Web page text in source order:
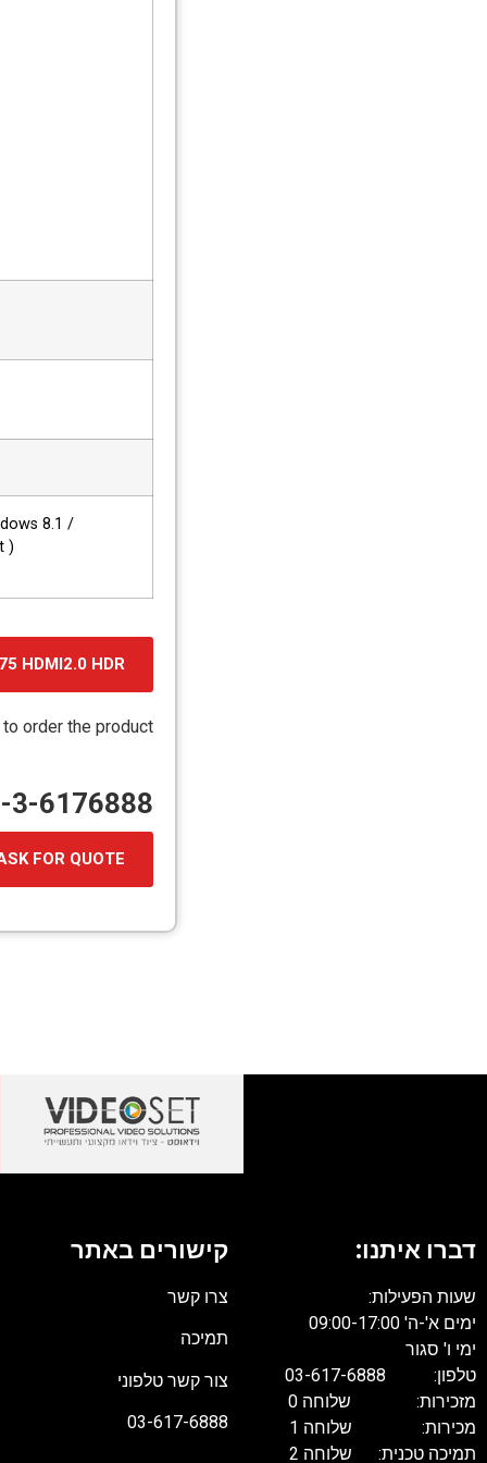
8.1 /
)
HDMI2.0 HDR
order the product
3-6176888
FOR QUOTE
דברו איתנו:
שעות הפעילות:
ימים א'-ה' 09:00-17:00
ימי ו' סגור
טלפון: 03-617-6888
מזכירות: שלוחה 0
מכירות: שלוחה 1
תמיכה טכנית: שלוחה 2
קישורים באתר
צרו קשר
תמיכה
צור קשר טלפוני
03-617-6888